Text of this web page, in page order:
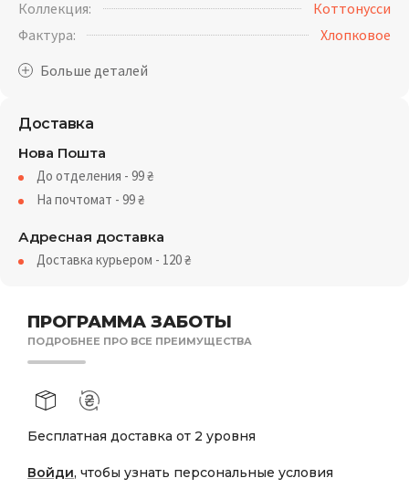
ПРОГРАММА ЗАБОТЫ
ПОДРОБНЕЕ ПРО ВСЕ ПРЕИМУЩЕСТВА
Бесплатная доставка от 2 уровня
Войди, чтобы узнать персональные условия
Коллекция:
Коттонусси
Фактура:
Хлопковое
Доставка
Нова Пошта
До отделения - 99₴
На почтомат - 99₴
Адресная доставка
Доставка курьером - 120₴